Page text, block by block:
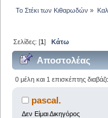
Το Στέκι των Κιθαρωδών »
Σελίδες: [1]Κάτω
Αποστολέας
0 μέλη και 1 επισκέπτης
pascal.
Δεν Είμαι Δικηγόρος